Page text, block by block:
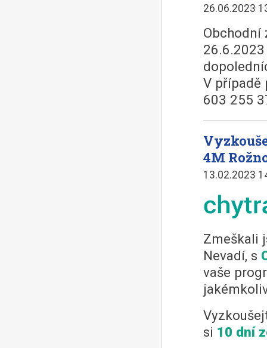
26.06.2023
Obchodní
26.6.2023
V případě
603 255
4M
13.02.2023
Zmeškali
Nevadí, s
vaše
si 10 dní